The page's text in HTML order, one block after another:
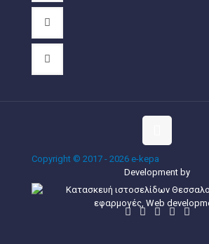
Copyright © 2017 - 2026 e-kepa
Development by